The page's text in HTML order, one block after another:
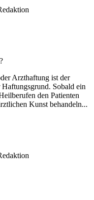
Arzthaftung ist der
Sobald ein
den Patienten
Kunst behandeln...